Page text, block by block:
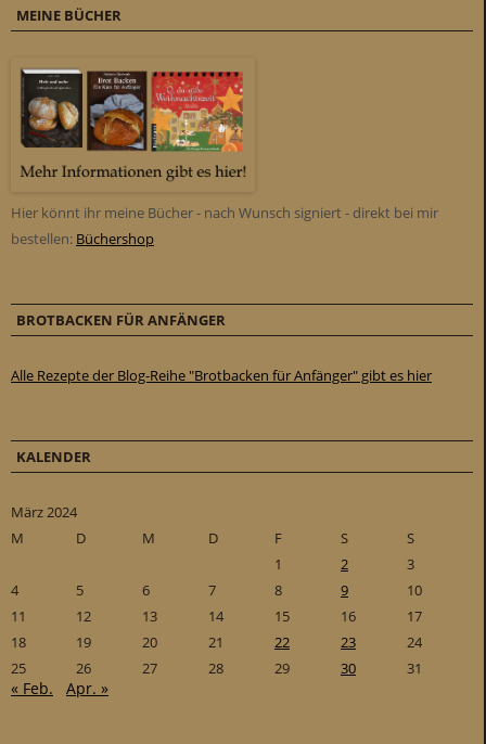
MEINE BÜCHER
Hier könnt ihr meine Bücher - nach Wunsch signiert - direkt bei mir
bestellen: Büchershop
BROTBACKEN FÜR ANFÄNGER
Alle Rezepte der Blog-Reihe "Brotbacken für Anfänger" gibt es hier
KALENDER
März 2024
M
D M D F S
S
1
2
3
4
5 6 7 8 9
10
11
12 13 14 15 16
17
18
19 20 21 22 23
24
25
26 27 28 29 30 31
« Feb. Apr. »